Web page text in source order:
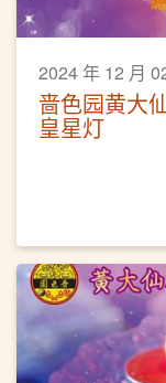
2024 年 12 月
啬色园黄大
皇星灯